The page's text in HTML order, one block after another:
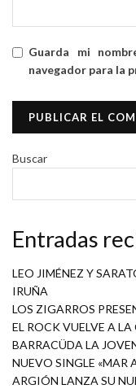
Guarda mi
navegador para la
Buscar
Entradas
LEO JIMÉNEZ Y
IRUÑA
LOS ZIGARROS
EL ROCK VUELVE A LA
BARRACÜDA LA
NUEVO SINGLE «MAR
ARGIÓN LANZA SU